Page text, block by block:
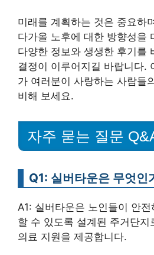
미래를 계획하는 것은 중요하
다가올 노후에 대한 방향성을
다양한 정보와 생생한 후기를
결정이 이루어지길 바랍니다.
가 여러분이 사랑하는 사람들
비해 보세요.
자주 묻는 질문
Q1: 실버타운은 무엇인
A1: 실버타운은 노인들이 안
할 수 있도록 설계된 주거단
의료 지원을 제공합니다.